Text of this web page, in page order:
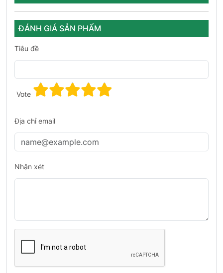
ĐÁNH GIÁ SẢN PHẨM
Tiêu đề
Vote
Địa chỉ email
Nhận xét